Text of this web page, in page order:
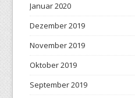
Januar 2020
Dezember 2019
November 2019
Oktober 2019
September 2019